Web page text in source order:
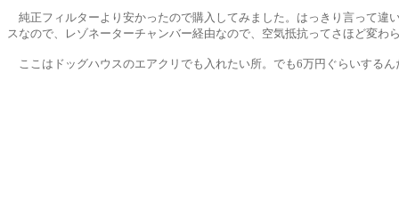
純正フィルターより安かったので購入してみました。はっきり言って違
スなので、レゾネーターチャンバー経由なので、空気抵抗ってさほど変わ
ここはドッグハウスのエアクリでも入れたい所。でも6万円ぐらいする